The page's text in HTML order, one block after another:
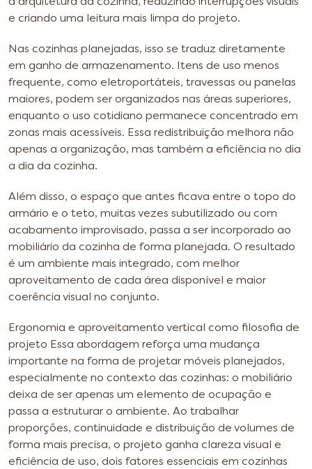
à arquitetura da cozinha, reduzindo interrupções visuais
e criando uma leitura mais limpa do projeto.
Nas cozinhas planejadas, isso se traduz diretamente
em ganho de armazenamento. Itens de uso menos
frequente, como eletroportáteis, travessas ou panelas
maiores, podem ser organizados nas áreas superiores,
enquanto o uso cotidiano permanece concentrado em
zonas mais acessíveis. Essa redistribuição melhora não
apenas a organização, mas também a eficiência no dia
a dia da cozinha.
Além disso, o espaço que antes ficava entre o topo do
armário e o teto, muitas vezes subutilizado ou com
acabamento improvisado, passa a ser incorporado ao
mobiliário da cozinha de forma planejada. O resultado
é um ambiente mais integrado, com melhor
aproveitamento de cada área disponível e maior
coerência visual no conjunto.
Ergonomia e aproveitamento vertical como filosofia de
projeto Essa abordagem reforça uma mudança
importante na forma de projetar móveis planejados,
especialmente no contexto das cozinhas: o mobiliário
deixa de ser apenas um elemento de ocupação e
passa a estruturar o ambiente. Ao trabalhar
proporções, continuidade e distribuição de volumes de
forma mais precisa, o projeto ganha clareza visual e
eficiência de uso, dois fatores essenciais em cozinhas